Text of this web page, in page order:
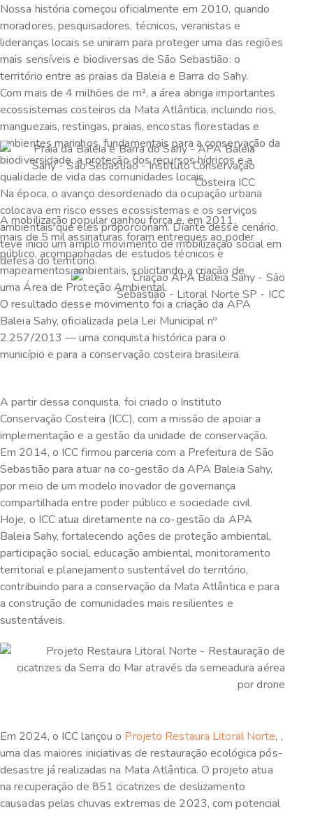
Nossa história começou oficialmente em 2010, quando
moradores, pesquisadores, técnicos, veranistas e
lideranças locais se uniram para proteger uma das regiões
mais sensíveis e biodiversas de São Sebastião: o
território entre as praias da Baleia e Barra do Sahy.
Com mais de 4 milhões de m², a área abriga importantes
ecossistemas costeiros da Mata Atlântica, incluindo rios,
manguezais, restingas, praias, encostas florestadas e
ambientes marinhos, fundamentais para a conservação da
biodiversidade, a proteção dos recursos hídricos e a
qualidade de vida das comunidades locais.
Na época, o avanço desordenado da ocupação urbana
colocava em risco esses ecossistemas e os serviços
ambientais que eles proporcionam. Diante desse cenário,
teve início um amplo movimento de mobilização social em
defesa do território.
A mobilização popular ganhou força e, em 2011,
mais de 5 mil assinaturas foram entregues ao poder
público, acompanhadas de estudos técnicos e
mapeamentos ambientais, solicitando a criação de
uma Área de Proteção Ambiental.
O resultado desse movimento foi a criação da APA
Baleia Sahy, oficializada pela Lei Municipal nº
2.257/2013 — uma conquista histórica para o
município e para a conservação costeira brasileira.
A partir dessa conquista, foi criado o Instituto
Conservação Costeira (ICC), com a missão de apoiar a
implementação e a gestão da unidade de conservação.
Em 2014, o ICC firmou parceria com a Prefeitura de São
Sebastião para atuar na co-gestão da APA Baleia Sahy,
por meio de um modelo inovador de governança
compartilhada entre poder público e sociedade civil.
Hoje, o ICC atua diretamente na co-gestão da APA
Baleia Sahy, fortalecendo ações de proteção ambiental,
participação social, educação ambiental, monitoramento
territorial e planejamento sustentável do território,
contribuindo para a conservação da Mata Atlântica e para
a construção de comunidades mais resilientes e
sustentáveis.
Em 2024, o ICC lançou o Projeto Restaura Litoral Norte, ,
uma das maiores iniciativas de restauração ecológica pós-
desastre já realizadas na Mata Atlântica. O projeto atua
na recuperação de 851 cicatrizes de deslizamento
causadas pelas chuvas extremas de 2023, com potencial